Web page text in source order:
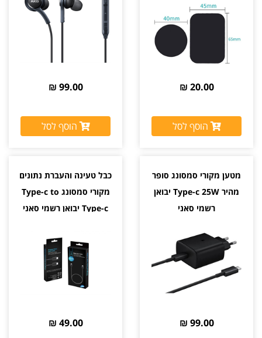
20.00 ₪
הוסף לסל
99.00 ₪
הוסף לסל
מטען מקורי סמסונג סופר
מהיר Type-c 25W יבואן
רשמי סאני
99.00 ₪
כבל טעינה והעברת נתונים
מקורי סמסונג Type-c to
Type-c יבואן רשמי סאני
49.00 ₪